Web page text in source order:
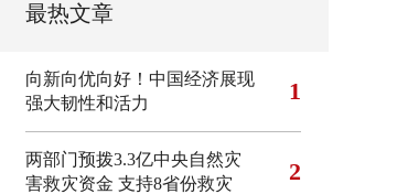
最热文章
向新向优向好！中国经济展现
强大韧性和活力
1
两部门预拨3.3亿中央自然灾
害救灾资金 支持8省份救灾
2